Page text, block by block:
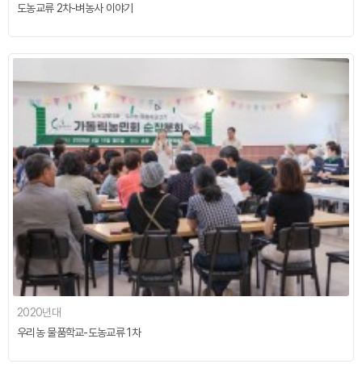
도농교류 2차-벼농사 이야기
2020년대
우리농 물품학교-도농교류 1차